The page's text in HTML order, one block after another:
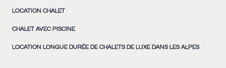
LOCATION CHALET
CHALET AVEC PISCINE
LOCATION LONGUE DURÉE DE CHALETS DE LUXE DANS LES ALPES